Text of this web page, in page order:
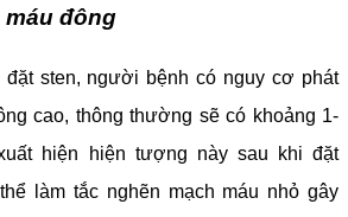
đông
đặt sten, người bệnh có nguy cơ phát
cao, thông thường sẽ có khoảng 1-
hiện hiện tượng này sau khi đặt
làm tắc nghẽn mạch máu nhỏ gây